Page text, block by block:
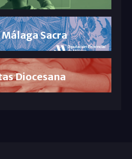
Sacra
Diocesana